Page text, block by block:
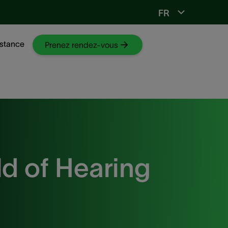
FR
Prenez rendez-vous
Vers ORL-web
of Hearing